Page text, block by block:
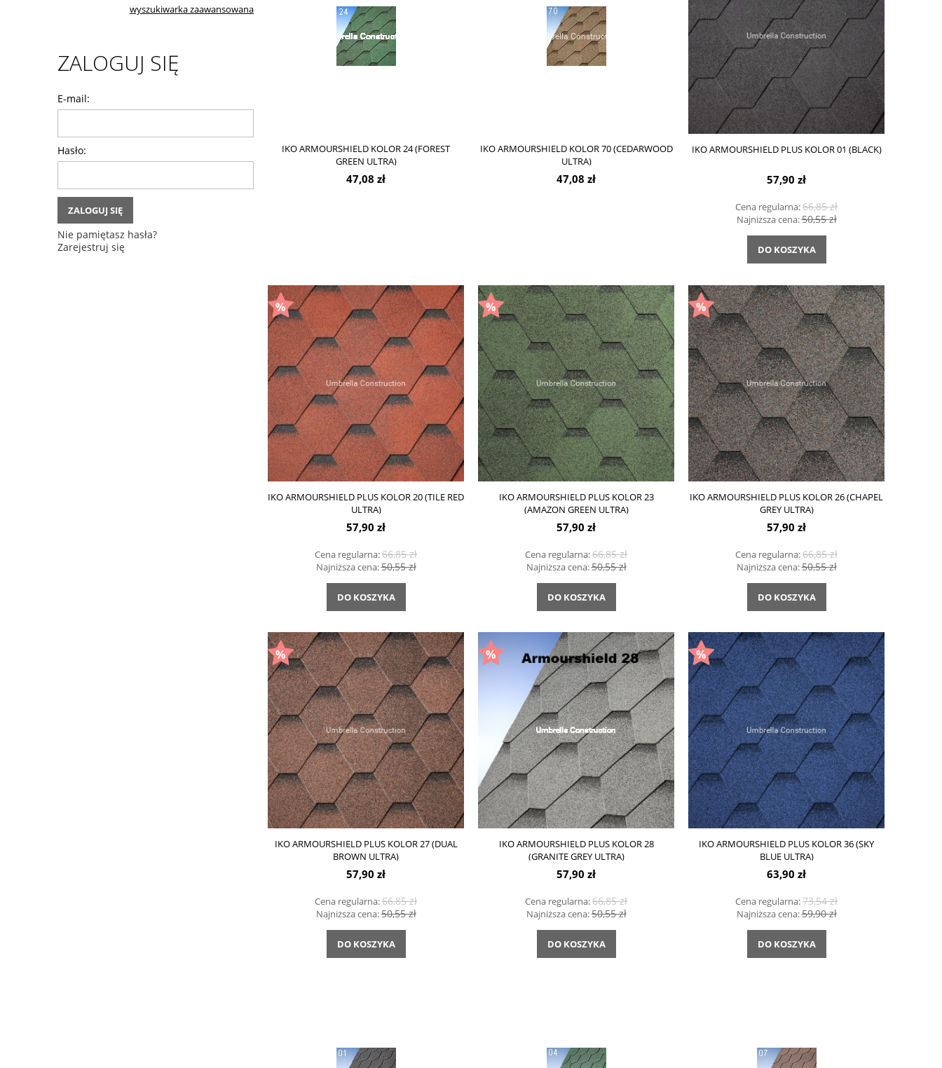
wyszukiwarka zaawansowana
ZALOGUJ SIĘ
E-mail:
Hasło:
ZALOGUJ SIĘ
Nie pamiętasz hasła?
Zarejestruj się
IKO ARMOURSHIELD KOLOR 24 (FOREST
GREEN ULTRA)
47,08 zł
IKO ARMOURSHIELD KOLOR 70 (CEDARWOOD
ULTRA)
47,08 zł
IKO ARMOURSHIELD PLUS KOLOR 01 (BLACK)
57,90 zł
Cena regularna:66,85 zł
Najniższa cena:50,55 zł
DO KOSZYKA
IKO ARMOURSHIELD PLUS KOLOR 20 (TILE RED
ULTRA)
57,90 zł
Cena regularna:66,85 zł
Najniższa cena:50,55 zł
DO KOSZYKA
IKO ARMOURSHIELD PLUS KOLOR 23
(AMAZON GREEN ULTRA)
57,90 zł
Cena regularna:66,85 zł
Najniższa cena:50,55 zł
DO KOSZYKA
IKO ARMOURSHIELD PLUS KOLOR 26 (CHAPEL
GREY ULTRA)
57,90 zł
Cena regularna:66,85 zł
Najniższa cena:50,55 zł
DO KOSZYKA
IKO ARMOURSHIELD PLUS KOLOR 27 (DUAL
BROWN ULTRA)
57,90 zł
Cena regularna:66,85 zł
Najniższa cena:50,55 zł
DO KOSZYKA
IKO ARMOURSHIELD PLUS KOLOR 28
(GRANITE GREY ULTRA)
57,90 zł
Cena regularna:66,85 zł
Najniższa cena:50,55 zł
DO KOSZYKA
IKO ARMOURSHIELD PLUS KOLOR 36 (SKY
BLUE ULTRA)
63,90 zł
Cena regularna:73,54 zł
Najniższa cena:59,90 zł
DO KOSZYKA